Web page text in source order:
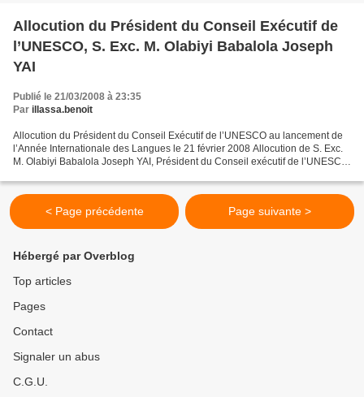
Allocution du Président du Conseil Exécutif de
l’UNESCO, S. Exc. M. Olabiyi Babalola Joseph
YAI
Publié le 21/03/2008 à 23:35
Par illassa.benoit
Allocution du Président du Conseil Exécutif de l’UNESCO au lancement de
l’Année Internationale des Langues le 21 février 2008 Allocution de S. Exc.
M. Olabiyi Babalola Joseph YAI, Président du Conseil exécutif de l’UNESCO
< Page précédente Page suivante >
Hébergé par Overblog
Top articles
Pages
Contact
Signaler un abus
C.G.U.